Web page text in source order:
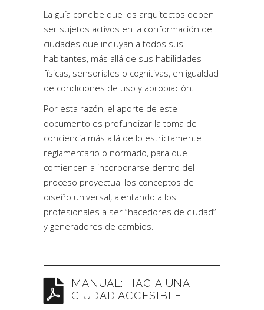
La guía concibe que los arquitectos deben
ser sujetos activos en la conformación de
ciudades que incluyan a todos sus
habitantes, más allá de sus habilidades
físicas, sensoriales o cognitivas, en igualdad
de condiciones de uso y apropiación.
Por esta razón, el aporte de este
documento es profundizar la toma de
conciencia más allá de lo estrictamente
reglamentario o normado, para que
comiencen a incorporarse dentro del
proceso proyectual los conceptos de
diseño universal, alentando a los
profesionales a ser “hacedores de ciudad”
y generadores de cambios.
MANUAL: HACIA UNA
CIUDAD ACCESIBLE